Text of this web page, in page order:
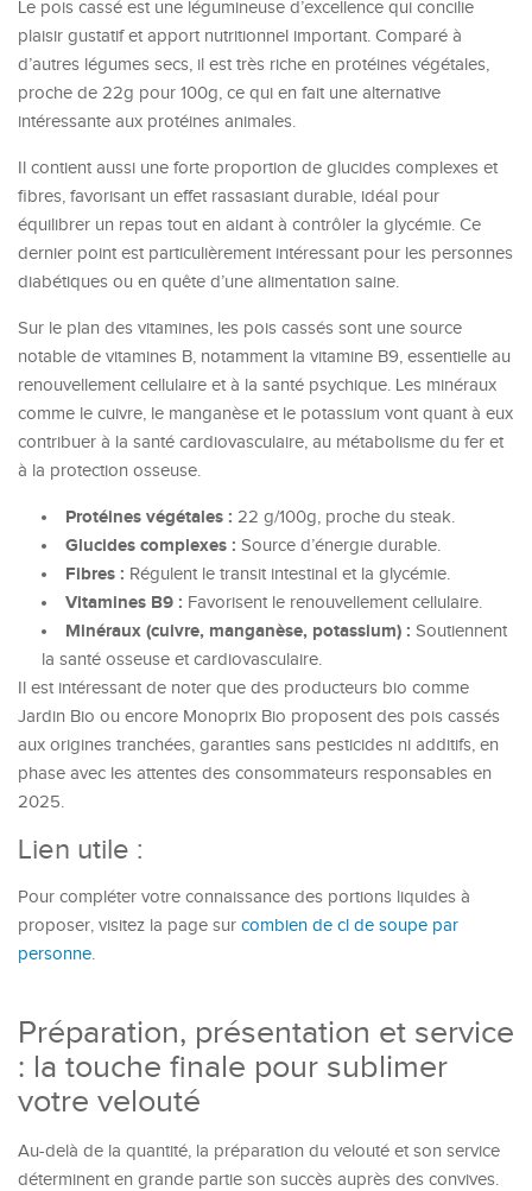
Le pois cassé est une légumineuse d’excellence qui concilie
plaisir gustatif et apport nutritionnel important. Comparé à
d’autres légumes secs, il est très riche en protéines végétales,
proche de 22g pour 100g, ce qui en fait une alternative
intéressante aux protéines animales.
Il contient aussi une forte proportion de glucides complexes et
fibres, favorisant un effet rassasiant durable, idéal pour
équilibrer un repas tout en aidant à contrôler la glycémie. Ce
dernier point est particulièrement intéressant pour les personnes
diabétiques ou en quête d’une alimentation saine.
Sur le plan des vitamines, les pois cassés sont une source
notable de vitamines B, notamment la vitamine B9, essentielle au
renouvellement cellulaire et à la santé psychique. Les minéraux
comme le cuivre, le manganèse et le potassium vont quant à eux
contribuer à la santé cardiovasculaire, au métabolisme du fer et
à la protection osseuse.
Protéines végétales : 22 g/100g, proche du steak.
Glucides complexes : Source d’énergie durable.
Fibres : Régulent le transit intestinal et la glycémie.
Vitamines B9 : Favorisent le renouvellement cellulaire.
Minéraux (cuivre, manganèse, potassium) : Soutiennent
la santé osseuse et cardiovasculaire.
Il est intéressant de noter que des producteurs bio comme
Jardin Bio ou encore Monoprix Bio proposent des pois cassés
aux origines tranchées, garanties sans pesticides ni additifs, en
phase avec les attentes des consommateurs responsables en
2025.
Lien utile :
Pour compléter votre connaissance des portions liquides à
proposer, visitez la page sur combien de cl de soupe par
personne.
Préparation, présentation et service
: la touche finale pour sublimer
votre velouté
Au-delà de la quantité, la préparation du velouté et son service
déterminent en grande partie son succès auprès des convives.